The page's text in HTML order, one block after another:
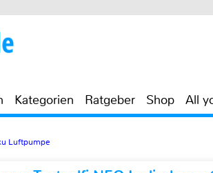
Kategorien Ratgeber Shop All
Luftpumpe